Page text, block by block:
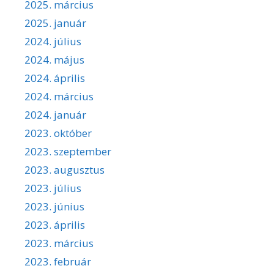
2025. március
2025. január
2024. július
2024. május
2024. április
2024. március
2024. január
2023. október
2023. szeptember
2023. augusztus
2023. július
2023. június
2023. április
2023. március
2023. február